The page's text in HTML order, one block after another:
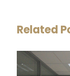
Related